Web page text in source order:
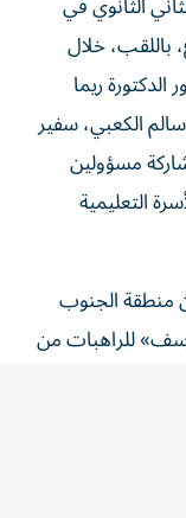
باللقب، خلال
ريما
الكعبي، سفير
مسؤولين
التعليمية
للراهبات من